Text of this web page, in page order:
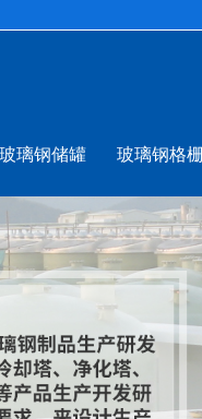
玻璃钢储罐 玻璃钢格